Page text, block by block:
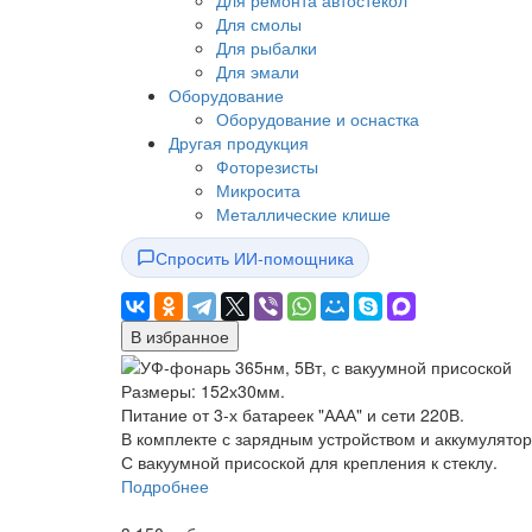
Для смолы
Для рыбалки
Для эмали
Оборудование
Оборудование и оснастка
Другая продукция
Фоторезисты
Микросита
Металлические клише
Спросить ИИ-помощника
В избранное
Размеры: 152х30мм.
Питание от 3-х батареек "ААА" и сети 220В.
В комплекте с зарядным устройством и
С вакуумной присоской для крепления к стеклу.
Подробнее